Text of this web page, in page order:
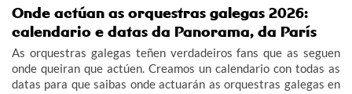
Onde actúan as orquestras galegas 2026:
calendario e datas da Panorama, da París
As orquestras galegas teñen verdadeiros fans que as seguen
onde queiran que actúen. Creamos un calendario con todas as
datas para que saibas onde actuarán as orquestras galegas en